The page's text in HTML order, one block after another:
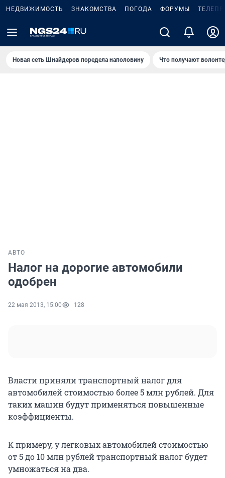
НЕДВИЖИМОСТЬ ЗНАКОМСТВА ПОГОДА ФОРУМЫ
Новая сеть Шнайдеров поредела наполовину Что получают
АВТО
Налог на дорогие автомобили
одобрен
22 мая 2013, 15:00 128
Власти приняли транспортный налог для
автомобилей стоимостью более 5 млн рублей. Для
таких машин будут применяться повышенные
коэффициенты.
К примеру, у легковых автомобилей стоимостью
от 5 до 10 млн рублей транспортный налог будет
умножаться на два.